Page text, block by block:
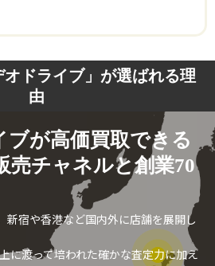
ドライブ」が選ばれる理
由
ブが高価買取できる
売チャネルと創業70
新宿や香港など国内外に店舗を展開し
に渡って培われた確かな査定力に加え